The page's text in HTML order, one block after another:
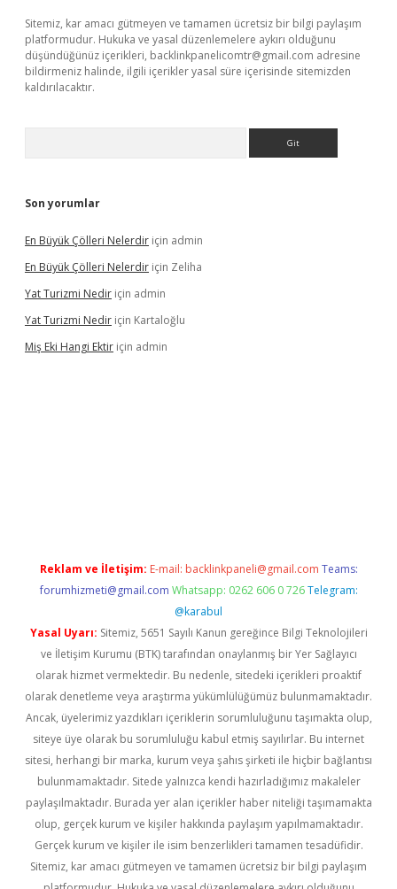
Sitemiz, kar amacı gütmeyen ve tamamen ücretsiz bir bilgi paylaşım
platformudur. Hukuka ve yasal düzenlemelere aykırı olduğunu
düşündüğünüz içerikleri, backlinkpanelicomtr@gmail.com adresine
bildirmeniz halinde, ilgili içerikler yasal süre içerisinde sitemizden
kaldırılacaktır.
Son yorumlar
En Büyük Çölleri Nelerdir için admin
En Büyük Çölleri Nelerdir için Zeliha
Yat Turizmi Nedir için admin
Yat Turizmi Nedir için Kartaloğlu
Miş Eki Hangi Ektir için admin
Reklam ve İletişim: E-mail: backlinkpaneli@gmail.com Teams:
forumhizmeti@gmail.com Whatsapp: 0262 606 0 726 Telegram:
@karabul
Yasal Uyarı: Sitemiz, 5651 Sayılı Kanun gereğince Bilgi Teknolojileri
ve İletişim Kurumu (BTK) tarafından onaylanmış bir Yer Sağlayıcı
olarak hizmet vermektedir. Bu nedenle, sitedeki içerikleri proaktif
olarak denetleme veya araştırma yükümlülüğümüz bulunmamaktadır.
Ancak, üyelerimiz yazdıkları içeriklerin sorumluluğunu taşımakta olup,
siteye üye olarak bu sorumluluğu kabul etmiş sayılırlar. Bu internet
sitesi, herhangi bir marka, kurum veya şahıs şirketi ile hiçbir bağlantısı
bulunmamaktadır. Sitede yalnızca kendi hazırladığımız makaleler
paylaşılmaktadır. Burada yer alan içerikler haber niteliği taşımamakta
olup, gerçek kurum ve kişiler hakkında paylaşım yapılmamaktadır.
Gerçek kurum ve kişiler ile isim benzerlikleri tamamen tesadüfidir.
Sitemiz, kar amacı gütmeyen ve tamamen ücretsiz bir bilgi paylaşım